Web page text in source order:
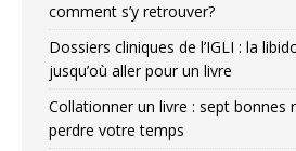
comment s’y retrouver?
Dossiers cliniques de l’IGLI : la
jusqu’où aller pour un livre
Collationner un livre : sept bonnes
perdre votre temps